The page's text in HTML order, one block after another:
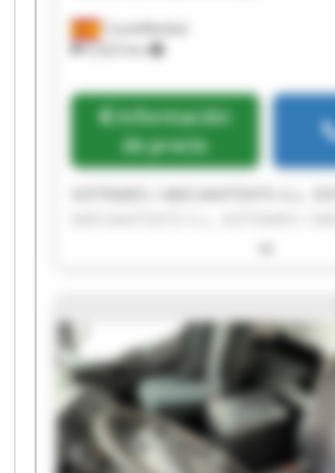
Castellbisbal
9,423 km
Información
de precio
SISTEMES I MECANITZATS S.L.
SISTEMES I MECANITZATS S.L.
MECANITZATS S.L. SISTEMES I
SISTEMES I MECANITZATS S.L.
MECANITZATS S.L. SISTEMES I
SISTEMES I MECANITZATS S.L.
MECANITZATS S.L. SISTEMES I
SISTEMES I MECANITZATS S.L.